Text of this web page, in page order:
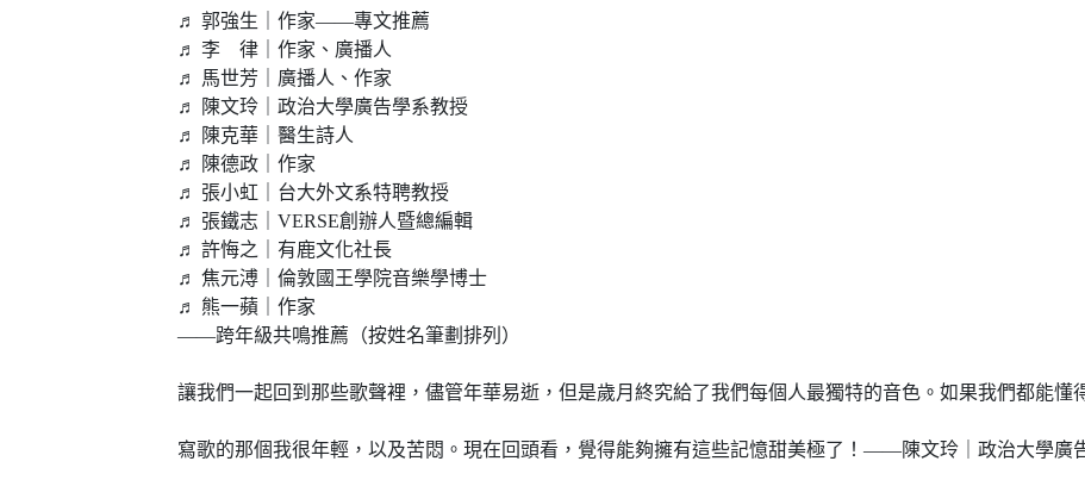
♬ 郭強生｜作家——專文推薦
♬ 李 律｜作家、廣播人
♬ 馬世芳｜廣播人、作家
♬ 陳文玲｜政治大學廣告學系教授
♬ 陳克華｜醫生詩人
♬ 陳德政｜作家
♬ 張小虹｜台大外文系特聘教授
♬ 張鐵志｜VERSE創辦人暨總編輯
♬ 許悔之｜有鹿文化社長
♬ 焦元溥｜倫敦國王學院音樂學博士
♬ 熊一蘋｜作家
——跨年級共鳴推薦（按姓名筆劃排列）
讓我們一起回到那些歌聲裡，儘管年華易逝，但是歲月終究給了我們每個人最獨特的音色。如果我們都能
寫歌的那個我很年輕，以及苦悶。現在回頭看，覺得能夠擁有這些記憶甜美極了！——陳文玲｜政治大學廣